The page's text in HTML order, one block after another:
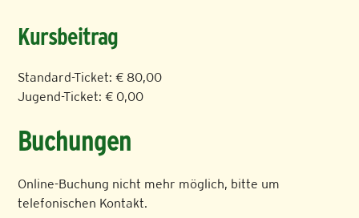
Kursbeitrag
Standard-Ticket: € 80,00
Jugend-Ticket: € 0,00
Buchungen
Online-Buchung nicht mehr möglich, bitte um
telefonischen Kontakt.